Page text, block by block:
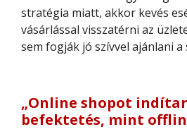
stratégia miatt, akkor kevés
vásárlással visszatérni az
sem fogják jó szívvel ajánlani a
„Online shopot
befektetés, mint